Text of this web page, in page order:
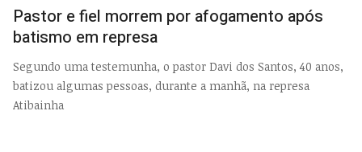
Pastor e fiel morrem por afogamento após
batismo em represa
Segundo uma testemunha, o pastor Davi dos Santos, 40 anos,
batizou algumas pessoas, durante a manhã, na represa
Atibainha